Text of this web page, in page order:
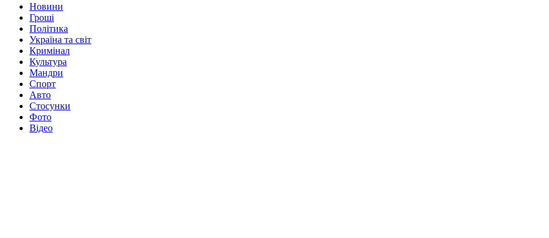
Новини
Гроші
Політика
Україна та світ
Кримінал
Культура
Мандри
Спорт
Авто
Стосунки
Фото
Відео